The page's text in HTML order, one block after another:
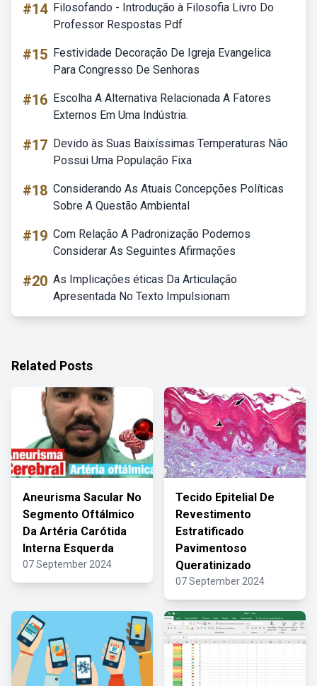
#14 Filosofando - Introdução à Filosofia Livro Do
Professor Respostas Pdf
#15 Festividade Decoração De Igreja Evangelica
Para Congresso De Senhoras
#16 Escolha A Alternativa Relacionada A Fatores
Externos Em Uma Indústria.
#17 Devido às Suas Baixíssimas Temperaturas Não
Possui Uma População Fixa
#18 Considerando As Atuais Concepções Políticas
Sobre A Questão Ambiental
#19 Com Relação A Padronização Podemos
Considerar As Seguintes Afirmações
#20 As Implicações éticas Da Articulação
Apresentada No Texto Impulsionam
Related Posts
Aneurisma Sacular No
Segmento Oftálmico
Da Artéria Carótida
Interna Esquerda
07 September 2024
Tecido Epitelial De
Revestimento
Estratificado
Pavimentoso
Queratinizado
07 September 2024